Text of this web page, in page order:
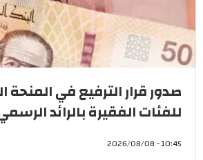
صدور قرار الترفيع في
للفئات الفقيرة بالرائد
10:45 - 2026/08/08